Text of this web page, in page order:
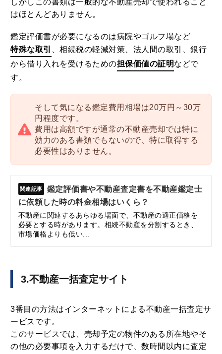
しかしこの書類は一般的な不動産売却で使われること
はほとんどありません。
鑑定評価書が必要になるのは病院やゴルフ場など
特殊な取引
、相続税の軽減対策、法人間の取引、銀行
から借り入れを受けるための担保価値の証明などで
す。
そして気になる鑑定費用相場は20万円～30万
円程度です。
費用は高額ですが通常の不動産売却では特に
効力のある書類でもないので、特に取得する
必要性はありません。
鑑定評価書や不動産査定書を不動産鑑定士
に依頼した時の料金相場はいくら？
不動産に関連するあらゆる場面で、不動産の適正価格を
必要とする時があります。相続不動産を分割するとき、
市場価格よりも低い...
3.不動産一括査定サイト
3番目の方法はインターネットによる不動産一括査定サ
ービスです。
このサービスでは、売却予定の物件のある所在地やそ
の他の必要事項を入力するだけで、数時間以内に査定